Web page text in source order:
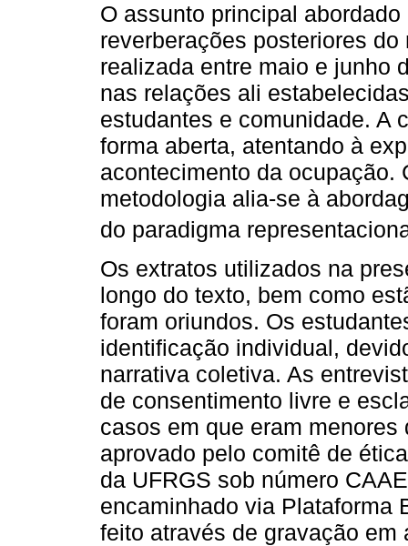
O assunto principal
reverberações posteriores
realizada entre maio e junho
nas relações ali
estudantes e comunidade. A
forma aberta, atentando à
acontecimento da ocupação.
metodologia alia-se à
do paradigma
Os extratos utilizados na
longo do texto, bem como
foram oriundos. Os
identificação individual,
narrativa coletiva. As
de consentimento livre e
casos em que eram
aprovado pelo comitê de
da UFRGS sob número
encaminhado via Plataforma
feito através de gravação